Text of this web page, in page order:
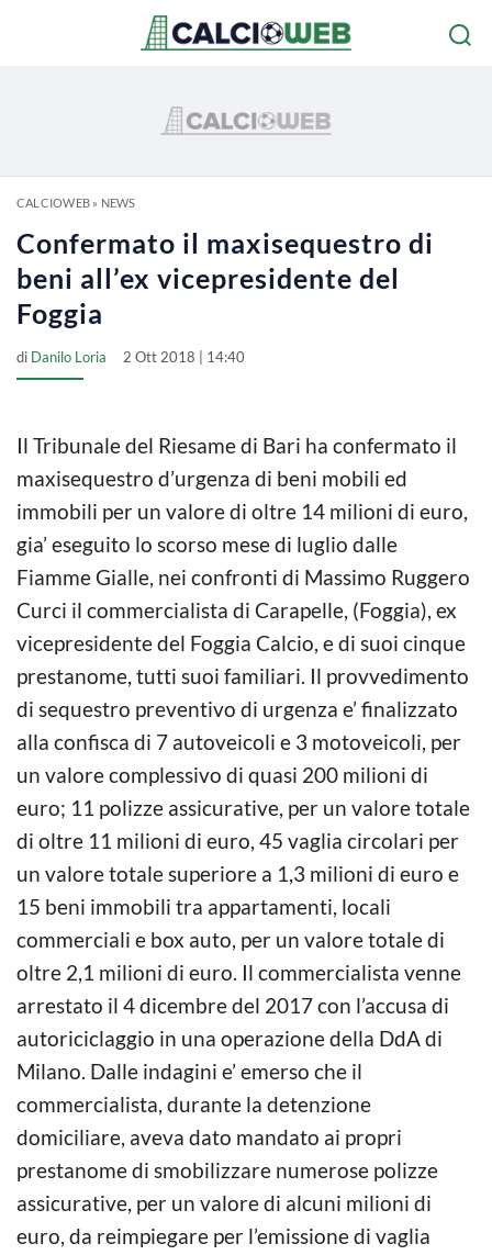
CALCIOWEB» NEWS
Confermato il maxisequestro di
beni all’ex vicepresidente del
Foggia
di Danilo Loria 2 Ott 2018 | 14:40
Il Tribunale del Riesame di Bari ha confermato il
maxisequestro d’urgenza di beni mobili ed
immobili per un valore di oltre 14 milioni di euro,
gia’ eseguito lo scorso mese di luglio dalle
Fiamme Gialle, nei confronti di Massimo Ruggero
Curci il commercialista di Carapelle, (Foggia), ex
vicepresidente del Foggia Calcio, e di suoi cinque
prestanome, tutti suoi familiari. Il provvedimento
di sequestro preventivo di urgenza e’ finalizzato
alla confisca di 7 autoveicoli e 3 motoveicoli, per
un valore complessivo di quasi 200 milioni di
euro; 11 polizze assicurative, per un valore totale
di oltre 11 milioni di euro, 45 vaglia circolari per
un valore totale superiore a 1,3 milioni di euro e
15 beni immobili tra appartamenti, locali
commerciali e box auto, per un valore totale di
oltre 2,1 milioni di euro. Il commercialista venne
arrestato il 4 dicembre del 2017 con l’accusa di
autoriciclaggio in una operazione della DdA di
Milano. Dalle indagini e’ emerso che il
commercialista, durante la detenzione
domiciliare, aveva dato mandato ai propri
prestanome di smobilizzare numerose polizze
assicurative, per un valore di alcuni milioni di
euro, da reimpiegare per l’emissione di vaglia